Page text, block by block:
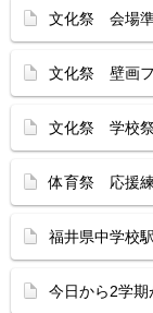
文化祭 会場
文化祭 壁画
文化祭 学校
体育祭 応援
福井県中学校
今日から2学期